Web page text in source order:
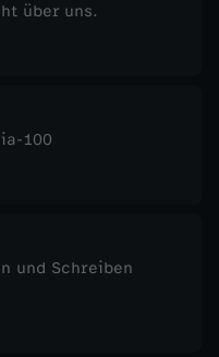
über uns.
100
und Schreiben